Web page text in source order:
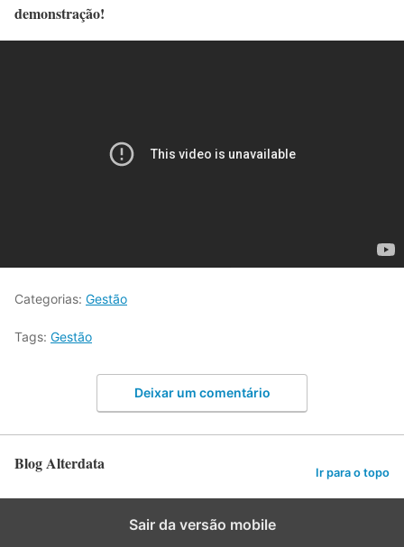
demonstração!
Categorias: Gestão
Tags: Gestão
Deixar um comentário
Blog Alterdata Ir para o topo
Sair da versão mobile